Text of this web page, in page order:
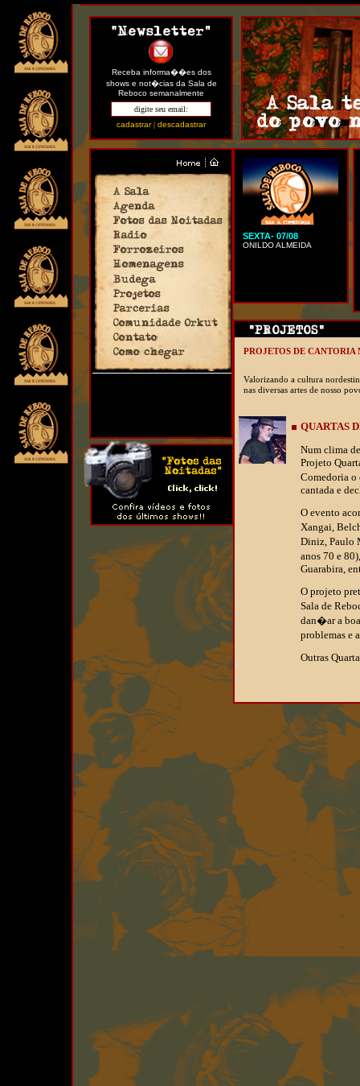
Receba informa��es dos
shows e not�cias da Sala de
Reboco semanalmente
cadastrar| descadastrar
Rua Gregorio Junior, 264, Cordeiro,
Recife, Pernambuco, Fone: 81-
3228.7052
SEXTA- 07/08
ONILDO ALMEIDA
PROJETOS DE CANTORIA
Valorizando a cultura
nas diversas artes de nosso
QUARTAS
Num clima
Projeto
Comedoria
cantada e
O evento
Xangai,
Diniz, Paulo
anos 70 e
Guarabira,
O projeto
Sala de
dan�ar a
problemas e
Outras